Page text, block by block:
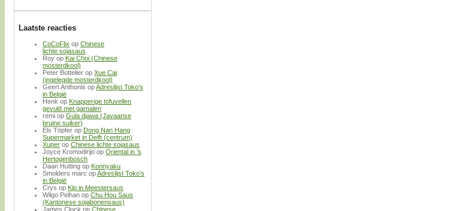
Laatste reacties
CoCoFlix op Chinese
lichte sojasaus
Roy op Kai Choi (Chinese
mosterdkool)
Peter Bottelier op Xue Cai
(ingelegde mosterdkool)
Geert Anthonis opAdreslijst Toko’s
in België
Henk op Knapperige tofuvellen
gevuld met garnalen
remi op Gula djawa (Javaanse
bruine suiker)
Els Töpfer op Dong Nan Hang
Supermarket in Delft (centrum)
Xuper op Chinese lichte sojasaus
Joyce Kromodirijo op Oriental in ’s
Hertogenbosch
Daan Hutting op Konnyaku
Smolders marc opAdreslijst Toko’s
in België
Crys op Kip in Meestersaus
Wilgo Pelhan op Chu Hou Saus
(Kantonese sojabonensaus)
James Clock op Chinese